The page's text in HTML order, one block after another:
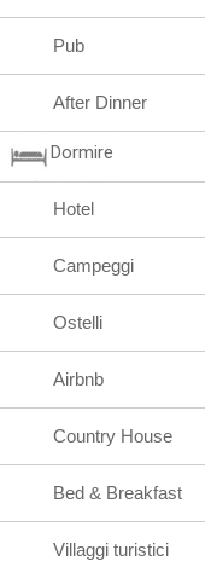
Pub
After Dinner
Dormire
Hotel
Campeggi
Ostelli
Airbnb
Country House
Bed & Breakfast
Villaggi turistici